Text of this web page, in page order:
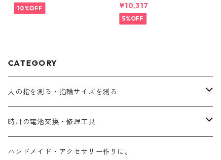
10%OFF ¥10,317
5%OFF
CATEGORY
人の指を測る・指輪サイズを測る
人の指を測る
指輪のサイズを測る
時計の電池交換・修理工具
電池交換
ハンドメイド・アクセサリー作りに。